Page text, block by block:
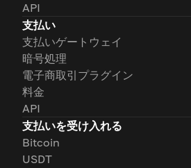
API
支払い
支払いゲートウェイ
暗号処理
電子商取引プラグイン
料金
API
支払いを受け入れる
Bitcoin
USDT